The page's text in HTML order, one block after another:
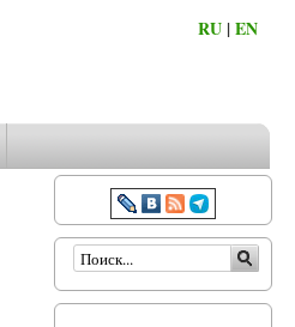
RU |EN
Форма поиска